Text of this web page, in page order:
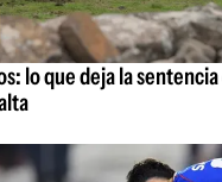
lo que deja la